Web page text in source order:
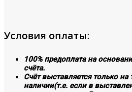
Условия оплаты:
100% предоплата на
счёта.
Счёт выставляется только
наличии(т.е. если в